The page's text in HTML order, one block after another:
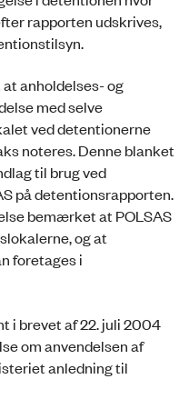
rapporten udskrives,
anholdelses- og
med selve
ved detentionerne
noteres. Denne blanket
til brug ved
på detentionsrapporten.
bemærket at POLSAS
og at
foretages i
i brevet af 22. juli 2004
om anvendelsen af
anledning til